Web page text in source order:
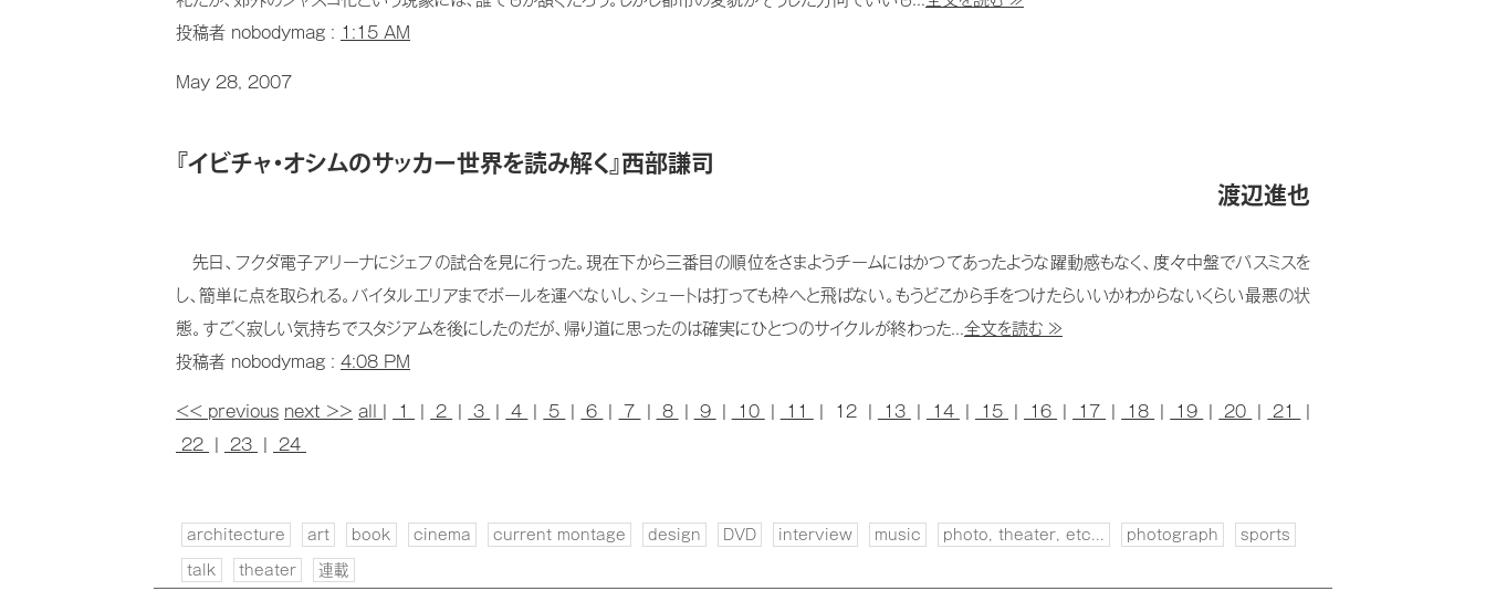
投稿者 nobodymag : 1:15 AM
May 28, 2007
『イビチャ・オシムのサッカー世界を読み解く』西部謙司
渡辺進也
先日、フクダ電子アリーナにジェフの試合を見に行った。現在下から三番目の順位をさまようチームにはかつてあったような躍動感もなく、度々中盤でパスミスを
し、簡単に点を取られる。バイタルエリアまでボールを運べないし、シュートは打っても枠へと飛ばない。もうどこから手をつけたらいいかわからないくらい最悪の状
態。すごく寂しい気持ちでスタジアムを後にしたのだが、帰り道に思ったのは確実にひとつのサイクルが終わった...全文を読む ≫
投稿者 nobodymag : 4:08 PM
<< previous next >> all 1 2 3 4 5 6 7 8 9 10 11 | 12 | 13 14 15 16 17 18 19 20 21
22
23 24
architecture art book cinema current montage design DVD interview music photo, theater, etc... photograph sports
talk theater 連載